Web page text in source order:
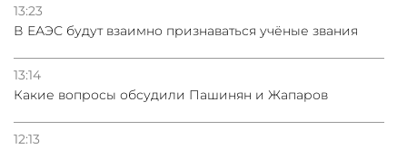
13:23
В ЕАЭС будут взаимно признаваться учёные звания
13:14
Какие вопросы обсудили Пашинян и Жапаров
12:13